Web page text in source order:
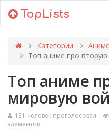
TopLists
Категории
Аниме
Топ аниме про
Топ аниме
мировую
131 человек проголосовал
элементов